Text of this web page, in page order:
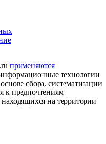
применяются
технологии
сбора, систематизации
к предпочтениям
на территории